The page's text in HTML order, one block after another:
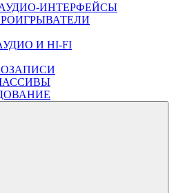
ИНТЕРФЕЙСЫ
И HI-FI